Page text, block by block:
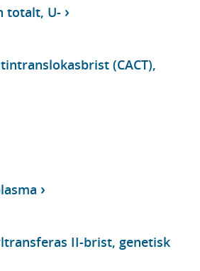
totalt, U-
(CACT),
II-brist, genetisk